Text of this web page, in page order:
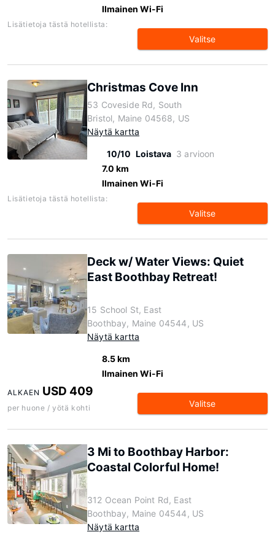
Ilmainen Wi-Fi
Lisätietoja tästä hotellista:
Valitse
Christmas Cove Inn
53 Coveside Rd, South
Bristol, Maine 04568, US
Näytä kartta
10/10 Loistava 3 arvioon
7.0 km
Ilmainen Wi-Fi
Lisätietoja tästä hotellista:
Valitse
Deck w/ Water Views: Quiet
East Boothbay Retreat!
15 School St, East
Boothbay, Maine 04544, US
Näytä kartta
8.5 km
Ilmainen Wi-Fi
ALKAEN USD 409
per huone / yötä kohti Valitse
3 Mi to Boothbay Harbor:
Coastal Colorful Home!
312 Ocean Point Rd, East
Boothbay, Maine 04544, US
Näytä kartta